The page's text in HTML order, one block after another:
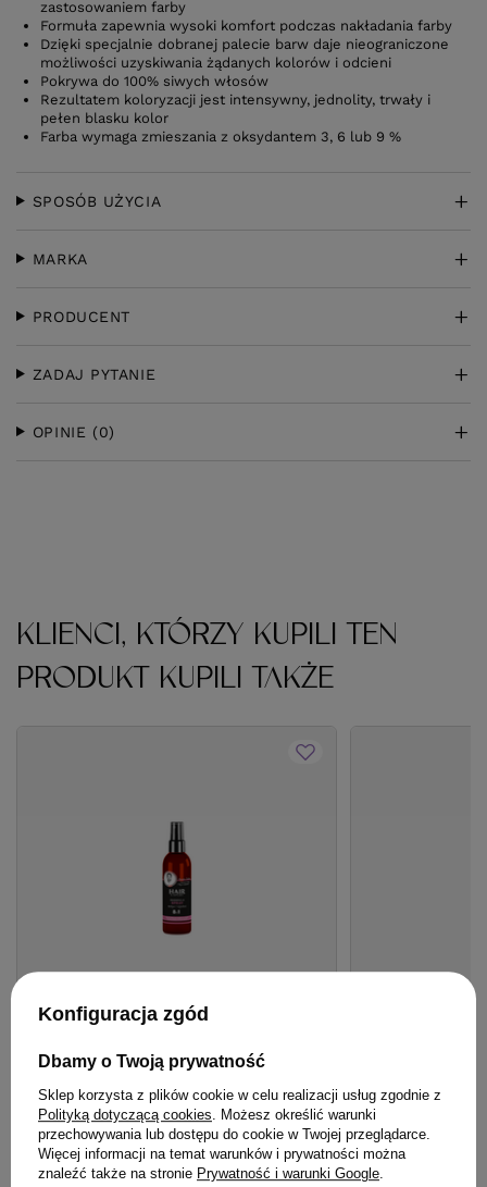
zastosowaniem farby
Formuła zapewnia wysoki komfort podczas nakładania farby
Dzięki specjalnie dobranej palecie barw daje nieograniczone
możliwości uzyskiwania żądanych kolorów i odcieni
Pokrywa do 100% siwych włosów
Rezultatem koloryzacji jest intensywny, jednolity, trwały i
pełen blasku kolor
Farba wymaga zmieszania z oksydantem 3, 6 lub 9 %
SPOSÓB UŻYCIA
MARKA
PRODUCENT
ZADAJ PYTANIE
OPINIE (0)
KLIENCI, KTÓRZY KUPILI TEN
PRODUKT KUPILI TAKŻE
BESTSELLER
Spray Hair Expert 8 w 1 regeneracja z
24,99 zł / szt.
41,00 zł
(8,20 zł / 100ml)
41
Konfiguracja zgód
Dbamy o Twoją prywatność
Sklep korzysta z plików cookie w celu realizacji usług zgodnie z
Polityką dotyczącą cookies. Możesz określić warunki
przechowywania lub dostępu do cookie w Twojej przeglądarce.
Więcej informacji na temat warunków i prywatności można
znaleźć także na stronie Prywatność i warunki Google.